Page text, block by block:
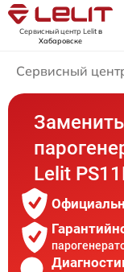
Сервисный центр Lelitв
Хабаровске
Сервисный
Lelit